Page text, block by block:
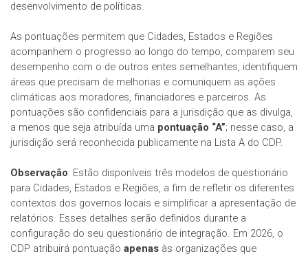
desenvolvimento de políticas.
As pontuações permitem que Cidades, Estados e Regiões
acompanhem o progresso ao longo do tempo, comparem seu
desempenho com o de outros entes semelhantes, identifiquem
áreas que precisam de melhorias e comuniquem as ações
climáticas aos moradores, financiadores e parceiros. As
pontuações são confidenciais para a jurisdição que as divulga,
a menos que seja atribuída uma pontuação “A”; nesse caso, a
jurisdição será reconhecida publicamente na Lista A do CDP.
Observação: Estão disponíveis três modelos de questionário
para Cidades, Estados e Regiões, a fim de refletir os diferentes
contextos dos governos locais e simplificar a apresentação de
relatórios. Esses detalhes serão definidos durante a
configuração do seu questionário de integração. Em 2026, o
CDP atribuirá pontuação apenas às organizações que